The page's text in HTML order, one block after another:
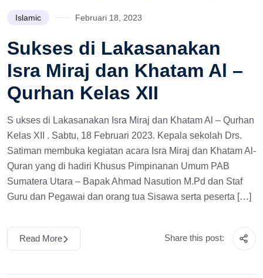
Islamic Februari 18, 2023
Sukses di Lakasanakan
Isra Miraj dan Khatam Al –
Qurhan Kelas XII
S ukses di Lakasanakan Isra Miraj dan Khatam Al – Qurhan
Kelas XII . Sabtu, 18 Februari 2023. Kepala sekolah Drs.
Satiman membuka kegiatan acara Isra Miraj dan Khatam Al-
Quran yang di hadiri Khusus Pimpinanan Umum PAB
Sumatera Utara – Bapak Ahmad Nasution M.Pd dan Staf
Guru dan Pegawai dan orang tua Sisawa serta peserta […]
Read More Share this post: